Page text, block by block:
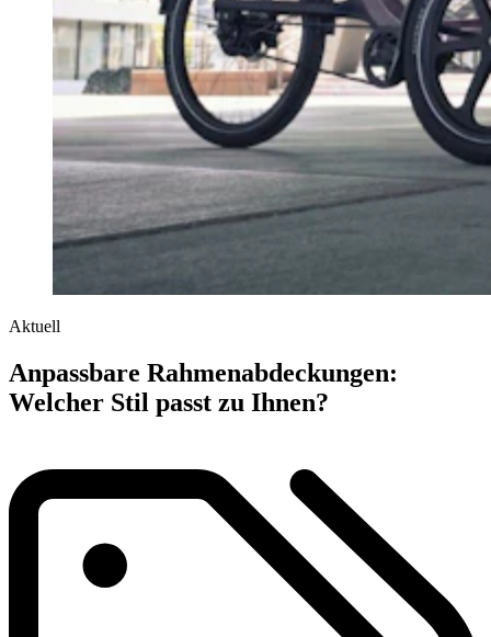
Aktuell
Anpassbare Rahmenabdeckungen:
Welcher Stil passt zu Ihnen?